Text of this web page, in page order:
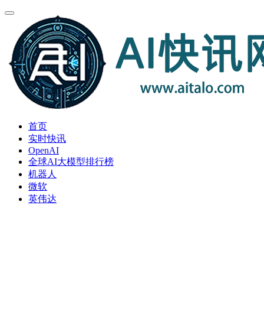
首页
实时快讯
OpenAI
全球AI大模型排行榜
机器人
微软
英伟达